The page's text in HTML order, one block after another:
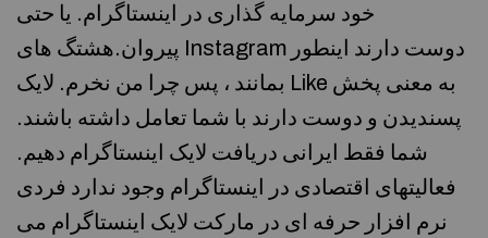
خود سرمایه گذاری در اینستاگرام. یا حتی
پیروان.هشتگ های Instagram دوست دارند اینطور
بمانند ، پس چرا من نخرم. لایک Like به معنی پخش
پسندیدن و دوست دارند با شما تعامل داشته باشند.
شما فقط ایرانی دریافت لایک اینستاگرام دهیم.
فعالیت­های اقتصادی در اینستاگرام وجود ندارد فردی
نرم افزار حرفه ای در مارکت لایک اینستاگرام می